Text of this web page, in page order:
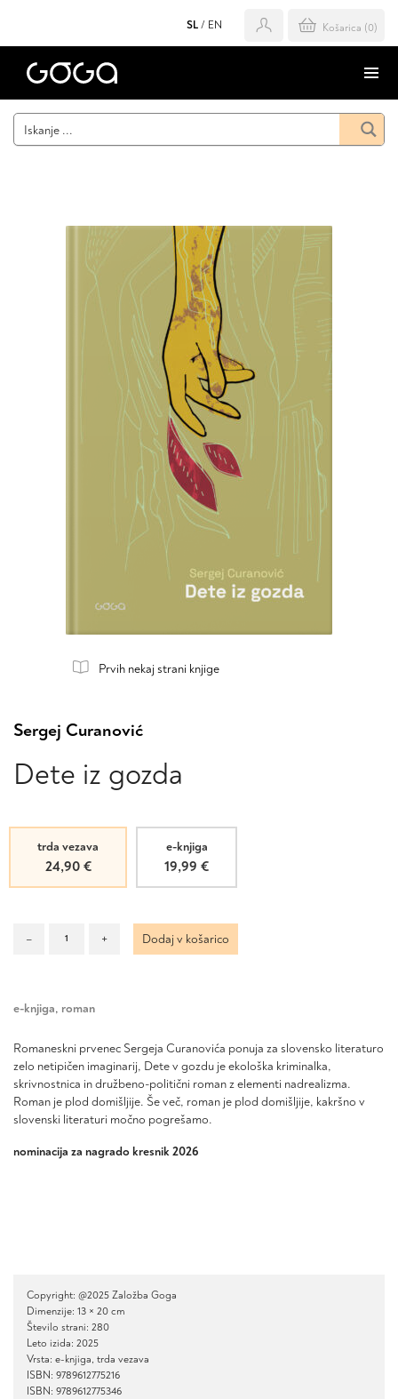
SL / EN Košarica (0)
Prvih nekaj strani knjige
Sergej Curanović
Dete iz gozda
e-knjiga, roman
Romaneskni prvenec Sergeja Curanovića ponuja za slovensko literaturo
zelo netipičen imaginarij, Dete v gozdu je ekološka kriminalka,
skrivnostnica in družbeno-politični roman z elementi nadrealizma.
Roman je plod domišljije. Še več, roman je plod domišljije, kakršno v
slovenski literaturi močno pogrešamo.
nominacija za nagrado kresnik 2026
trda vezava
24,90 €
e-knjiga
19,99 €
– + Dodaj v košarico
Copyright: @2025 Založba Goga
Dimenzije: 13 × 20 cm
Število strani: 280
Leto izida: 2025
Vrsta: e-knjiga, trda vezava
ISBN: 9789612775216
ISBN: 9789612775346